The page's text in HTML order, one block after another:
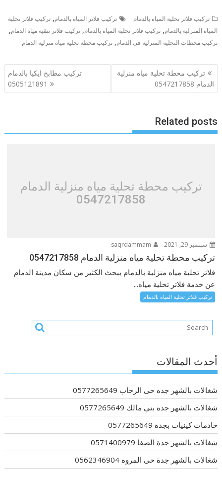
تركيب فلاتر تحلية المياه بالدمام تركيب فلاتر المياه بالدمام,تركيب فلاتر تحلية
المياة المنزلية بالدمام,تركيب فلاتر تحلية المياه بالدمام,تركيب فلاتر تنقية مياه الدمام,
تركيب محطات التحلية المنزلية في الدمام,تركيب محطة تحلية مياه منزلية الدمام
تصفّح
المقالات
تركيب محطة تحلية مياه منزلية
الدمام 0547217858
تركيب مطابخ ايكيا بالدمام
0505121891
Related posts
تركيب محطة تحلية مياه منزلية الدمام
0547217858
سبتمبر 29, 2021
تركيب محطة تحلية مياه منزلية الدمام 0547217858
فلاتر تحلية مياه منزلية بالدمام يبحث الكثير من سكان مدينة الدمام
عن خدمة فلاتر تحلية مياه...
تركيب فلاتر تحلية المياه بالدمام
أحدث المقالات
شغالات بالشهر جده حى الرحاب 0577265649
شغالات بالشهر جده بني مالك 0577265649
خادمات كينيات بجدة 0577265649
شغالات بالشهر جدة الصفا 0571400979
شغالات بالشهر جدة حى المروه 0562346904